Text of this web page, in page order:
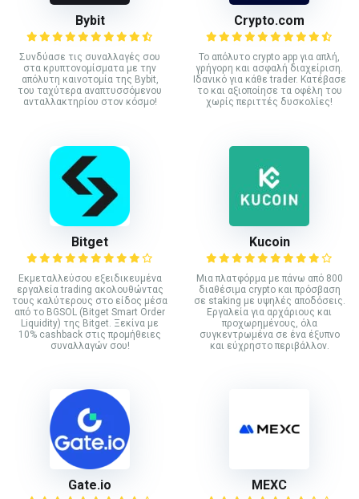
Bybit
Συνδύασε τις συναλλαγές σου
στα κρυπτονομίσματα με την
απόλυτη καινοτομία της Bybit,
του ταχύτερα αναπτυσσόμενου
ανταλλακτηρίου στον κόσμο!
Crypto.com
Το απόλυτο crypto app για απλή,
γρήγορη και ασφαλή διαχείριση.
Ιδανικό για κάθε trader. Κατέβασε
το και αξιοποίησε τα οφέλη του
χωρίς περιττές δυσκολίες!
Bitget
Εκμεταλλεύσου εξειδικευμένα
εργαλεία trading ακολουθώντας
τους καλύτερους στο είδος μέσα
από το BGSOL (Bitget Smart Order
Liquidity) της Bitget. Ξεκίνα με
10% cashback στις προμήθειες
συναλλαγών σου!
Kucoin
Mια πλατφόρμα με πάνω από 800
διαθέσιμα crypto και πρόσβαση
σε staking με υψηλές αποδόσεις.
Εργαλεία για αρχάριους και
προχωρημένους, όλα
συγκεντρωμένα σε ένα έξυπνο
και εύχρηστο περιβάλλον.
Gate.io MEXC